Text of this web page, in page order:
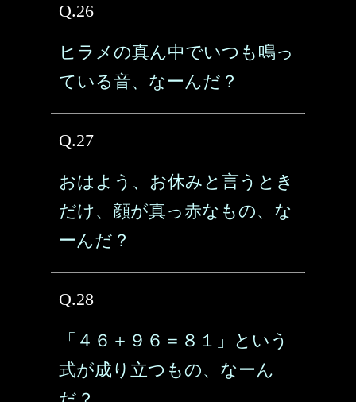
Q.26
ヒラメの真ん中でいつも鳴っ
ている音、なーんだ？
Q.27
おはよう、お休みと言うとき
だけ、顔が真っ赤なもの、な
ーんだ？
Q.28
「４６＋９６＝８１」という
式が成り立つもの、なーん